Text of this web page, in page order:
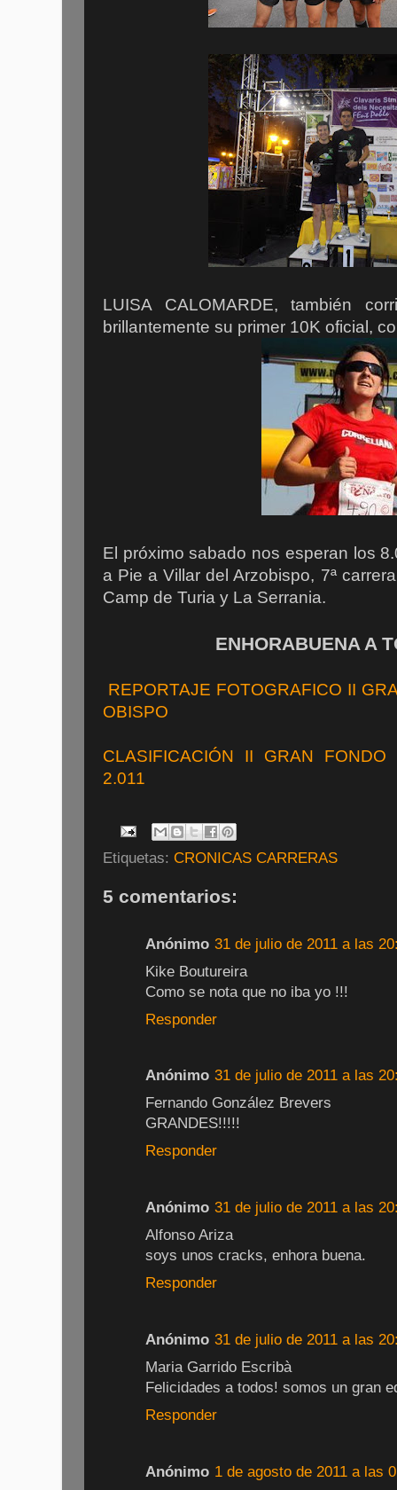
LUISA CALOMARDE, también
brillantemente su primer 10K oficial,
El próximo sabado nos esperan los
a Pie a Villar del Arzobispo, 7ª
Camp de Turia y La Serrania.
ENHORABUENA A
REPORTAJE FOTOGRAFICO II
OBISPO
CLASIFICACIÓN II GRAN
2.011
Etiquetas: CRONICAS CARRERAS
5 comentarios:
Anónimo 31 de julio de 2011 a las
Kike Boutureira
Como se nota que no iba yo !!!
Responder
Anónimo 31 de julio de 2011 a las
Fernando González Brevers
GRANDES!!!!!
Responder
Anónimo 31 de julio de 2011 a las
Alfonso Ariza
soys unos cracks, enhora buena.
Responder
Anónimo 31 de julio de 2011 a las
Maria Garrido Escribà
Felicidades a todos! somos un gran
Responder
Anónimo 1 de agosto de 2011 a las